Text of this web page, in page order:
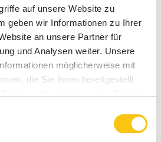
auf unsere Website zu
geben wir Informationen zu Ihrer
an unsere Partner für
und Analysen weiter. Unsere
möglicherweise mit
die Sie ihnen bereitgestellt